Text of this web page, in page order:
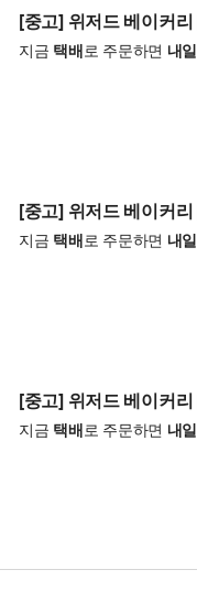
[중고] 위저드 베이커리
지금 택배로 주문하면 내일
[중고] 위저드 베이커리
지금 택배로 주문하면 내일
[중고] 위저드 베이커리
지금 택배로 주문하면 내일